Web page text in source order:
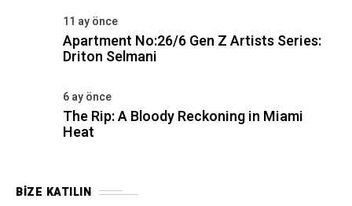
11 ay önce
Apartment No:26/6 Gen Z Artists Series:
Driton Selmani
6 ay önce
The Rip: A Bloody Reckoning in Miami
Heat
BIZE KATILIN